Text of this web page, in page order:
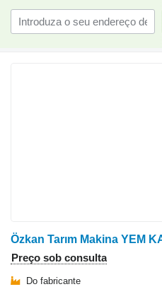
Özkan Tarım Makina YEM
Preço sob consulta
Do fabricante